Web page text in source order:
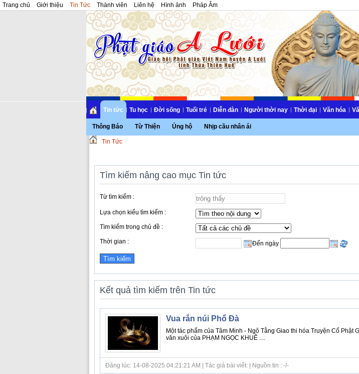
Trang chủ Giới thiệu Tin Tức Thành viên Liên hệ Hình ảnh Pháp Âm
Tin tức
Thông Báo Từ Thiện Ủng hộ Nhịp cầu nhân ái
Tu học Đời sống Tuổi trẻ Diễn đàn Người thời nay Thời đại Văn hóa
Tin Tức
Tìm kiếm nâng cao mục Tin tức
Từ tìm kiếm :
Lựa chọn kiểu tìm kiếm :
Tìm kiếm trong chủ đề :
Thời gian : Đến ngày
Kết quả tìm kiếm trên Tin tức
Vua rắn núi Phổ Đà
Một tác phẩm của Tâm Minh - Ngô Tằng Giao thi hóa Truyện Cổ Phật
văn xuôi của PHẠM NGỌC KHUÊ ....
Đăng lúc: 14-08-2025 04:21:21 AM | Tác giả bài viết: | Nguồn tin : -/-